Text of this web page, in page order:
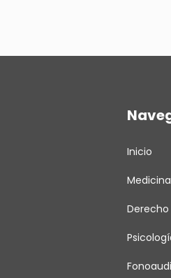
Inicio
Medicina
Derecho